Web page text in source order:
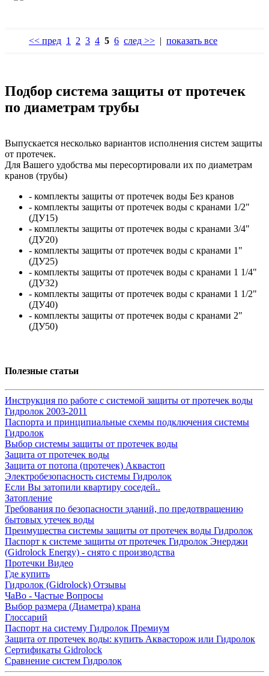
<< пред 1 2 3 4 5 6 след >> | показать все
Подбор система защиты от протечек
по диаметрам трубы
Выпускается несколько вариантов исполнения систем защиты
от протечек.
Для Вашего удобства мы пересортировали их по диаметрам
кранов (трубы)
- комплекты защиты от протечек воды Без кранов
- комплекты защиты от протечек воды с кранами 1/2"
(ДУ15)
- комплекты защиты от протечек воды с кранами 3/4"
(ДУ20)
- комплекты защиты от протечек воды с кранами 1"
(ДУ25)
- комплекты защиты от протечек воды с кранами 1 1/4"
(ДУ32)
- комплекты защиты от протечек воды с кранами 1 1/2"
(ДУ40)
- комплекты защиты от протечек воды с кранами 2"
(ДУ50)
Полезные статьи
Инструкция по работе с системой защиты от протечек воды
Гидролок 2003-2011
Паспорта и принципиальные схемы подключения системы
Гидролок
Выбор системы защиты от протечек воды
Защита от протечек воды
Защита от потопа (протечек) Аквастоп
Электробезопасность системы Гидролок
Если Вы затопили квартиру соседей..
Затопление
Требования по безопасности зданий, по предотвращению
бытовых утечек воды
Преимущества системы защиты от протечек воды Гидролок
Паспорт к системе защиты от протечек Гидролок Энерджи
(Gidrolock Energy) - снято с производства
Протечки Видео
Где купить
Гидролок (Gidrolock) Отзывы
ЧаВо - Частые Вопросы
Выбор размера (Диаметра) крана
Глоссарий
Паспорт на систему Гидролок Премиум
Защита от протечек воды: купить Аквасторож или Гидролок
Сертификаты Gidrolock
Сравнение систем Гидролок